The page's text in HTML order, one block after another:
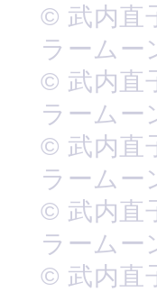
© 武内直
ラームー
© 武内直
ラームー
© 武内直
ラームー
© 武内直
ラームー
© 武内直